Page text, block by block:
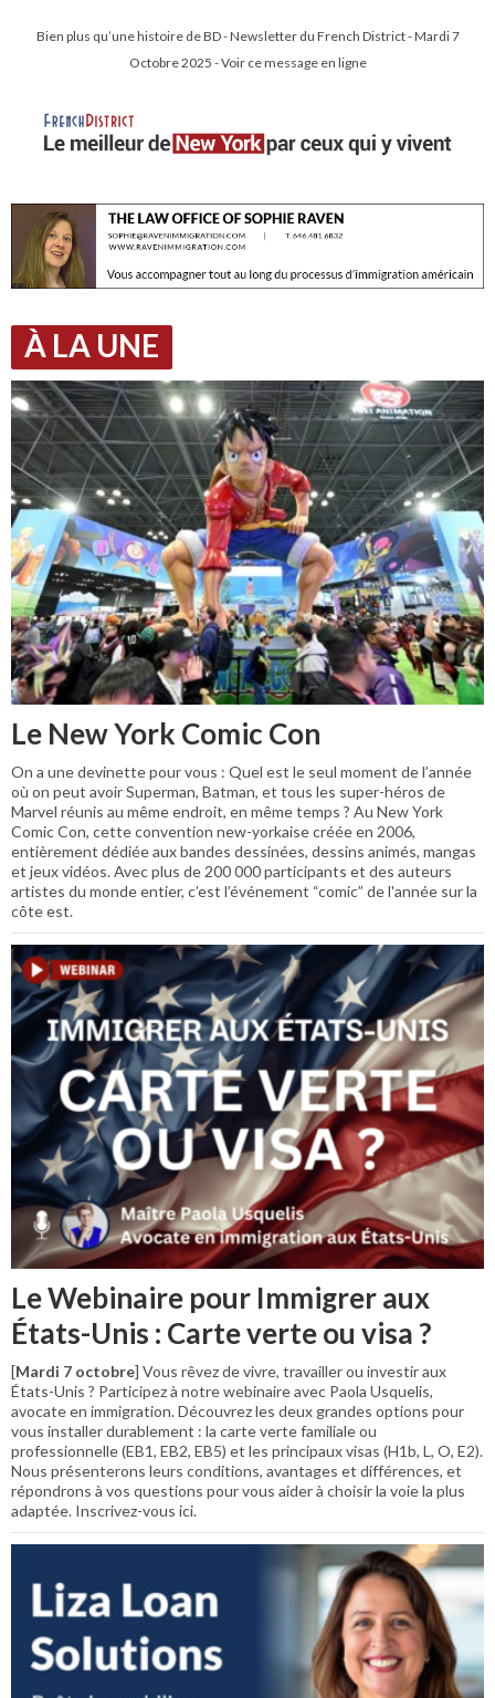
Bien plus qu’une histoire de BD - Newsletter du French District - Mardi 7
Octobre 2025 - Voir ce message en ligne
À LA UNE
Le New York Comic Con
On a une devinette pour vous : Quel est le seul moment de l’année
où on peut avoir Superman, Batman, et tous les super-héros de
Marvel réunis au même endroit, en même temps ? Au New York
Comic Con, cette convention new-yorkaise créée en 2006,
entièrement dédiée aux bandes dessinées, dessins animés, mangas
et jeux vidéos. Avec plus de 200 000 participants et des auteurs
artistes du monde entier, c’est l’événement “comic” de l'année sur la
côte est.
Le Webinaire pour Immigrer aux
États-Unis : Carte verte ou visa ?
[Mardi 7 octobre] Vous rêvez de vivre, travailler ou investir aux
États-Unis ? Participez à notre webinaire avec Paola Usquelis,
avocate en immigration. Découvrez les deux grandes options pour
vous installer durablement : la carte verte familiale ou
professionnelle (EB1, EB2, EB5) et les principaux visas (H1b, L, O, E2).
Nous présenterons leurs conditions, avantages et différences, et
répondrons à vos questions pour vous aider à choisir la voie la plus
adaptée. Inscrivez-vous ici.